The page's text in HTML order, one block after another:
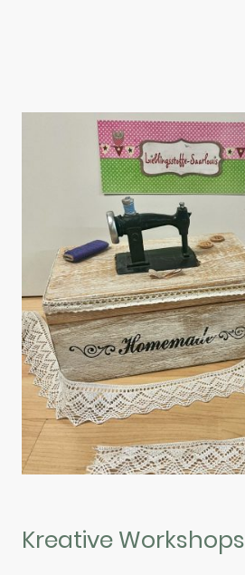
Kreative Workshops